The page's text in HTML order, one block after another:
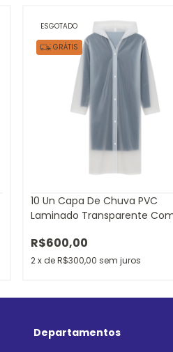
ESGOTADO
GRÁTIS
10 Un Capa De Chuva PVC
Laminado Transparente
R$600,00
2x deR$300,00 sem juros
Departamentos